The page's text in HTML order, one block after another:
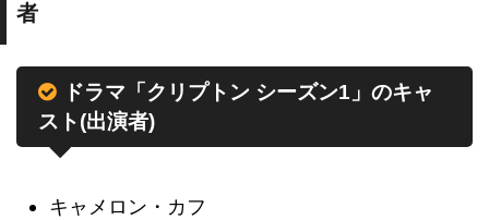
者
ドラマ「クリプトン シーズン1」のキャ
スト(出演者)
キャメロン・カフ